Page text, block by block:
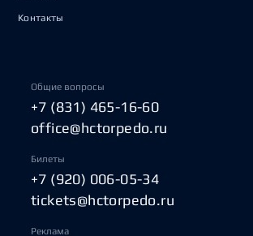
Контакты
Общие вопросы
+7 (831) 465-16-60
office@hctorpedo.ru
Билеты
+7 (920) 006-05-34
tickets@hctorpedo.ru
Реклама